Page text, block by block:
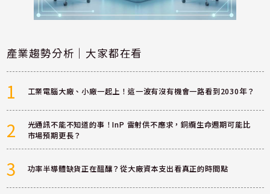
產業趨勢分析｜大家都在看
1 工業電腦大廠、小廠一起上！這一波有沒有機會一路看到2030年？
2
光通訊不能不知道的事！InP 雷射供不應求，銅纜生命週期可能比
市場預期更長？
3 功率半導體缺貨正在醞釀？從大廠資本支出看真正的時間點